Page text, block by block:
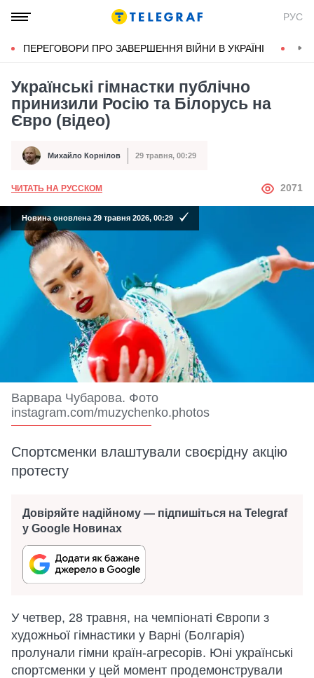
РУС
ПЕРЕГОВОРИ ПРО ЗАВЕРШЕННЯ ВІЙНИ В УКРАЇНІ
Українські гімнастки публічно
принизили Росію та Білорусь на
Євро (відео)
Автор Михайло Корнілов
Дата публікації 29 травня, 00:29
ЧИТАТЬ НА РУССКОМ АВТОР
2071
Новина оновлена 29 травня 2026, 00:29
Варвара Чубарова. Фото
instagram.com/muzychenko.photos
Спортсменки влаштували своєрідну акцію
протесту
Довіряйте надійному — підпишіться на Telegraf
у Google Новинах
У четвер, 28 травня, на чемпіонаті Європи з
художньої гімнастики у Варні (Болгарія)
пролунали гімни країн-агресорів. Юні українські
спортсменки у цей момент продемонстрували